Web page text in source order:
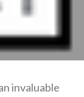
invaluable